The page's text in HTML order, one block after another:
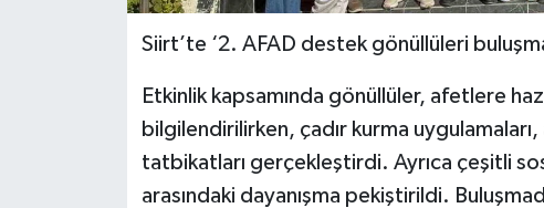
Siirt’te ‘2. AFAD destek gönüllüleri
Etkinlik kapsamında gönüllüler, afetlere
bilgilendirilirken, çadır kurma
tatbikatları gerçekleştirdi. Ayrıca çeşitli
arasındaki dayanışma pekiştirildi.